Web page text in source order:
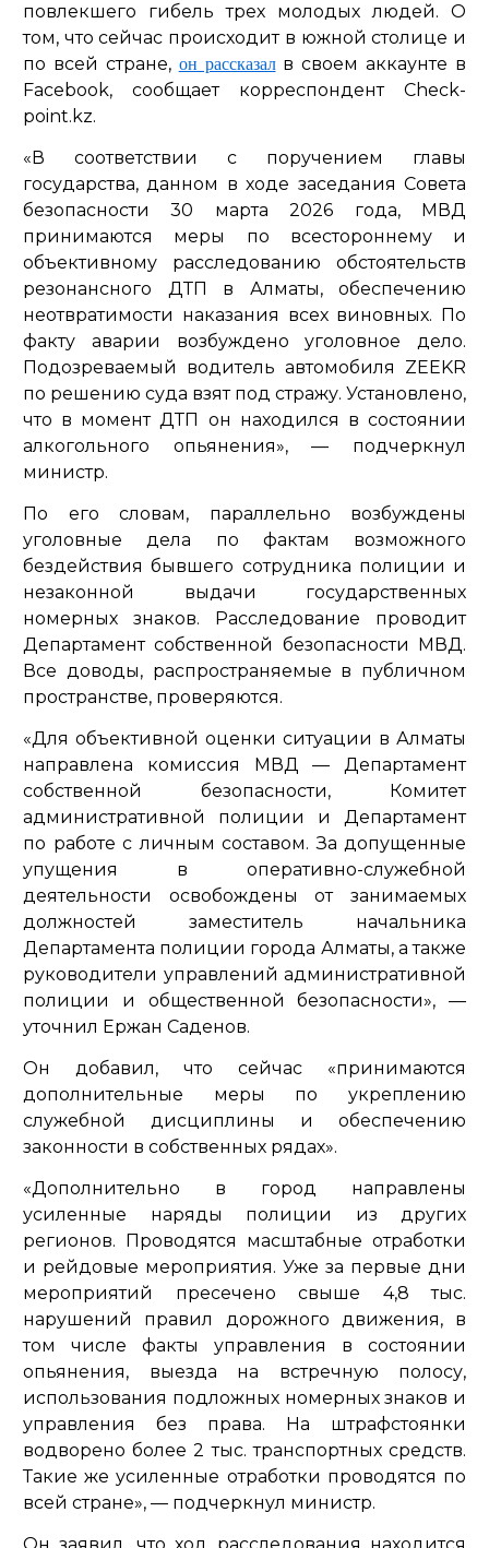
повлекшего гибель трех молодых людей. О
том, что сейчас происходит в южной столице и
по всей стране, он рассказалв своем аккаунте в
Facebook, сообщает корреспондент Check-
point.kz.
«В соответствии с поручением главы
государства, данном в ходе заседания Совета
безопасности 30 марта 2026 года, МВД
принимаются меры по всестороннему и
объективному расследованию обстоятельств
резонансного ДТП в Алматы, обеспечению
неотвратимости наказания всех виновных. По
факту аварии возбуждено уголовное дело.
Подозреваемый водитель автомобиля ZEEKR
по решению суда взят под стражу. Установлено,
что в момент ДТП он находился в состоянии
алкогольного опьянения», — подчеркнул
министр.
По его словам, параллельно возбуждены
уголовные дела по фактам возможного
бездействия бывшего сотрудника полиции и
незаконной выдачи государственных
номерных знаков. Расследование проводит
Департамент собственной безопасности МВД.
Все доводы, распространяемые в публичном
пространстве, проверяются.
«Для объективной оценки ситуации в Алматы
направлена комиссия МВД — Департамент
собственной безопасности, Комитет
административной полиции и Департамент
по работе с личным составом. За допущенные
упущения в оперативно-служебной
деятельности освобождены от занимаемых
должностей заместитель начальника
Департамента полиции города Алматы, а также
руководители управлений административной
полиции и общественной безопасности», —
уточнил Ержан Саденов.
Он добавил, что сейчас «принимаются
дополнительные меры по укреплению
служебной дисциплины и обеспечению
законности в собственных рядах».
«Дополнительно в город направлены
усиленные наряды полиции из других
регионов. Проводятся масштабные отработки
и рейдовые мероприятия. Уже за первые дни
мероприятий пресечено свыше 4,8 тыс.
нарушений правил дорожного движения, в
том числе факты управления в состоянии
опьянения, выезда на встречную полосу,
использования подложных номерных знаков и
управления без права. На штрафстоянки
водворено более 2 тыс. транспортных средств.
Такие же усиленные отработки проводятся по
всей стране», — подчеркнул министр.